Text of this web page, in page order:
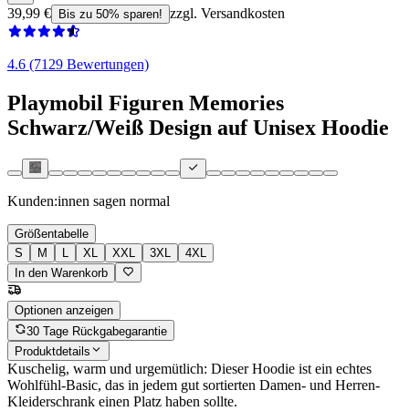
39,99 € Bis zu 50% sparen! zzgl. Versandkosten
4.6 (7129 Bewertungen)
Playmobil Figuren Memories
Schwarz/Weiß Design auf Unisex Hoodie
Kunden:innen sagen normal
Größentabelle
S
M L XL XXL 3XL
4XL
In den Warenkorb
Optionen anzeigen
30 Tage Rückgabegarantie
Produktdetails
Kuschelig, warm und urgemütlich: Dieser Hoodie ist ein echtes
Wohlfühl-Basic, das in jedem gut sortierten Damen- und Herren-
Kleiderschrank einen Platz haben sollte.